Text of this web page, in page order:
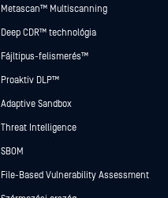
Metascan™ Multiscanning
Deep CDR™ technológia
Fájltípus-felismerés™
Proaktív DLP™
Adaptive Sandbox
Threat Intelligence
SBOM
File-Based Vulnerability Assessment